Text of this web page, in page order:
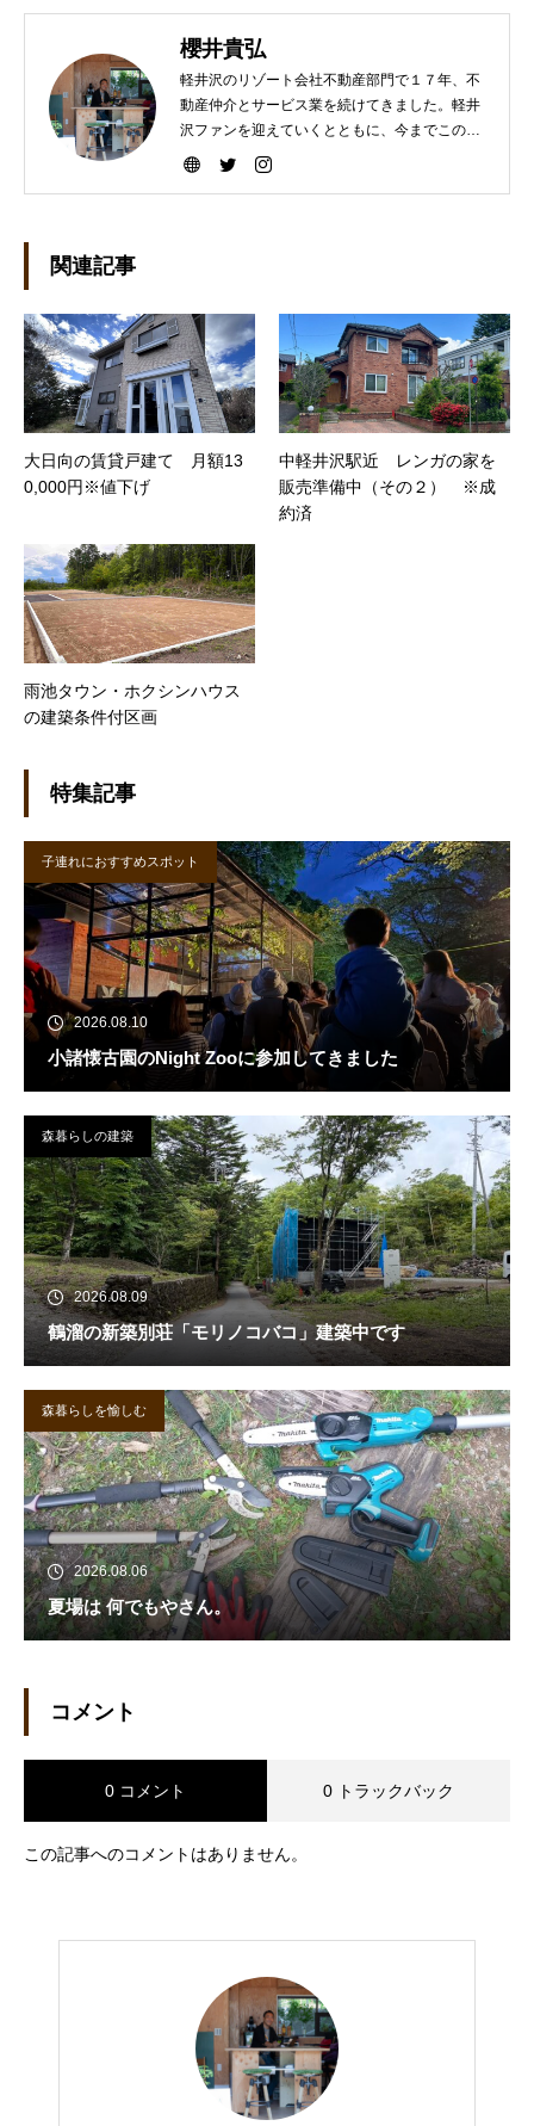
櫻井貴弘
軽井沢のリゾート会社不動産部門で１７年、不
動産仲介とサービス業を続けてきました。軽井
沢ファンを迎えていくとともに、今までこの町
を選んで下さった方々により楽しい軽井沢ライ
関連記事
大日向の賃貸戸建て 月額13
0,000円※値下げ
中軽井沢駅近 レンガの家を
販売準備中（その２） ※成
約済
雨池タウン・ホクシンハウス
の建築条件付区画
特集記事
子連れにおすすめスポット
2026.08.10
小諸懐古園のNight Zooに参加してきました
森暮らしの建築
2026.08.09
鶴溜の新築別荘「モリノコバコ」建築中です
森暮らしを愉しむ
2026.08.06
夏場は 何でもやさん。
コメント
0 コメント 0 トラックバック
この記事へのコメントはありません。